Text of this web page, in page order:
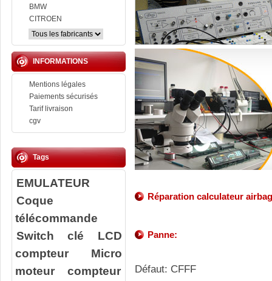
BMW
CITROEN
INFORMATIONS
Mentions légales
Paiements sécurisés
Tarif livraison
cgv
Tags
EMULATEUR
Coque
télécommande
Switch clé
LCD
compteur
Micro
moteur compteur
Réparation calculateur airbag
Panne:
Défaut: CFFF